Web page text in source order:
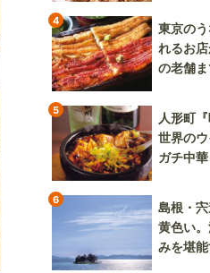
4
東京の
れるお
の老舗ま
5
人形町
世界のウ
ガチ中
6
島根・
黄色い
みを堪